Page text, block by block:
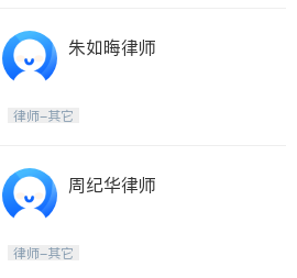
朱如晦律师
律师-其它
周纪华律师
律师-其它